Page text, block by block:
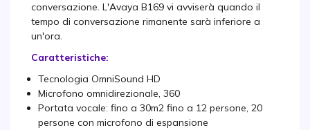
conversazione. L'Avaya B169 vi avviserà quando il
tempo di conversazione rimanente sarà inferiore a
un'ora.
Caratteristiche:
Tecnologia OmniSound HD
Microfono omnidirezionale, 360
Portata vocale: fino a 30m2 fino a 12 persone, 20
persone con microfono di espansione